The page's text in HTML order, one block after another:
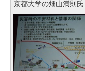
京都大学の畑山満則氏